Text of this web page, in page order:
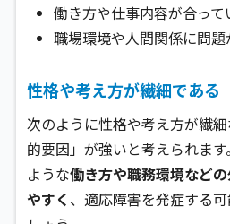
働き方や仕事内容が合って
職場環境や人間関係に問題
性格や考え方が繊細である
次のように性格や考え方が繊
的要因」が強いと考えられま
ような働き方や職務環境など
やすく 、適応障害を発症する